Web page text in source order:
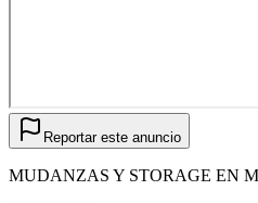
Reportar este anuncio
MUDANZAS Y STORAGE EN